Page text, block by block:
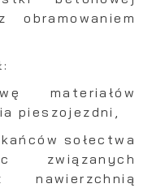
materiałów
pieszojezdni,
sołectwa
związanych